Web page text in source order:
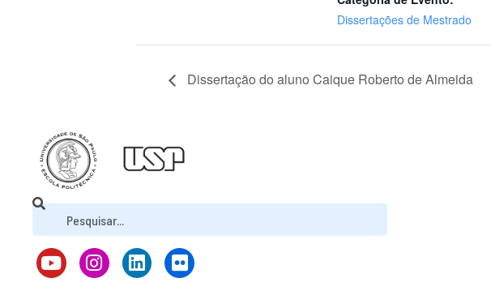
Dissertações de Mestrado
Dissertação do aluno Caique Roberto de Almeida